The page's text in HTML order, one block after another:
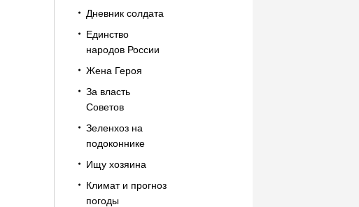
Дневник солдата
Единство
народов России
Жена Героя
За власть
Советов
Зеленхоз на
подоконнике
Ищу хозяина
Климат и прогноз
погоды